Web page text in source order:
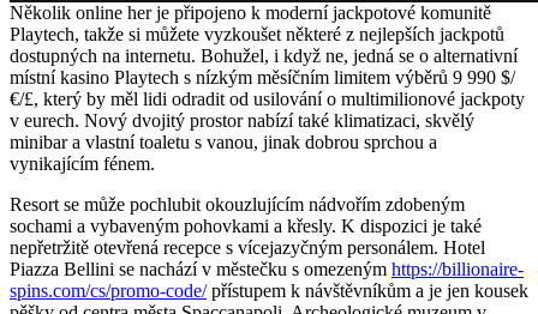
Několik online her je připojeno k moderní jackpotové komunitě
Playtech, takže si můžete vyzkoušet některé z nejlepších jackpotů
dostupných na internetu. Bohužel, i když ne, jedná se o alternativní
místní kasino Playtech s nízkým měsíčním limitem výběrů 9 990 $/
€/£, který by měl lidi odradit od usilování o multimilionové jackpoty
v eurech. Nový dvojitý prostor nabízí také klimatizaci, skvělý
minibar a vlastní toaletu s vanou, jinak dobrou sprchou a
vynikajícím fénem.
Resort se může pochlubit okouzlujícím nádvořím zdobeným
sochami a vybaveným pohovkami a křesly. K dispozici je také
nepřetržitě otevřená recepce s vícejazyčným personálem. Hotel
Piazza Bellini se nachází v městečku s omezeným https://billionaire-
spins.com/cs/promo-code/přístupem k návštěvníkům a je jen kousek